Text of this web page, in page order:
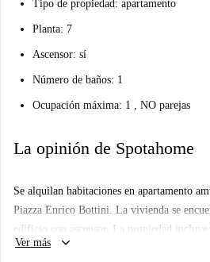
Tipo de propiedad: apartamento
Planta: 7
Ascensor: sí
Número de baños: 1
Ocupación máxima: 1 , NO parejas
La opinión de Spotahome
Se alquilan habitaciones en apartamento
Piazza Enrico Bottini. La vivienda se
edificio con ascensor. La propiedad incluye
Ver más keyboard_arrow_down